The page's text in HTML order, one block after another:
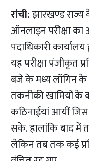
रांची:झारखण्ड
ऑनलाइन परीक्षा का
पदाधिकारी
यह परीक्षा पंजीकृत
बजे के मध्य लॉगिन के
तकनीकी खामियों के
कठिनाईयां आयीं जिस
सके. हालांकि बाद में
लेकिन तब तक कई